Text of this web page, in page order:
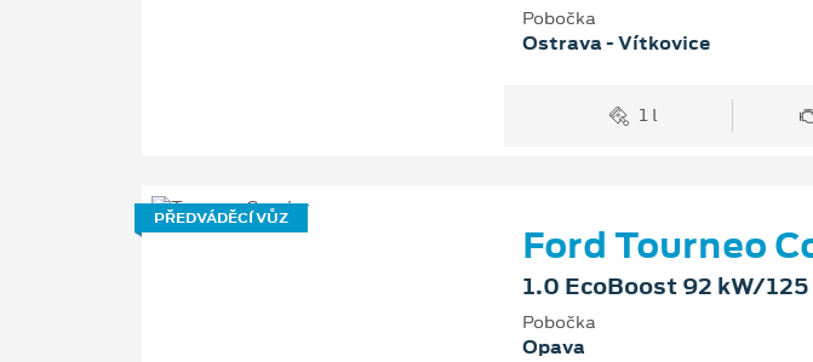
Pobočka
Ostrava - Vítkovice
1 l
PŘEDVÁDĚCÍ VŮZ
Ford Tourneo
1.0 EcoBoost 92 kW/
Pobočka
Opava